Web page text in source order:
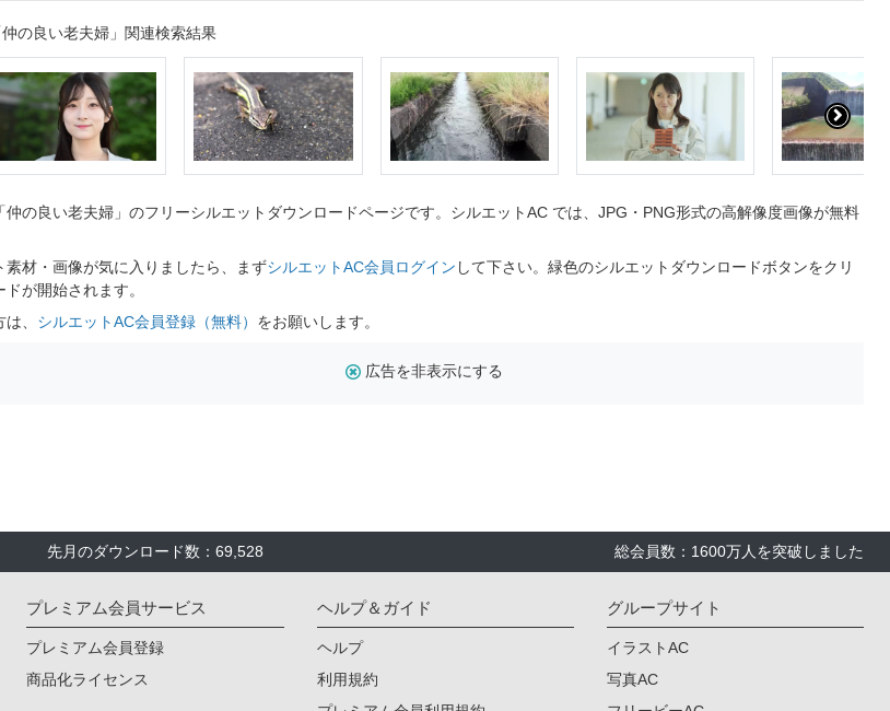
の良い老夫婦」関連検索結果
の良い老夫婦」のフリーシルエットダウンロードページです。シルエットAC では、JPG・PNG形式の高解像度画像が無料
材・画像が気に入りましたら、まずシルエットAC会員ログイン して下さい。緑色のシルエットダウンロードボタンをクリ
が開始されます。
、 シルエットAC会員登録（無料） をお願いします。
広告を非表示にする
先月のダウンロード数：69,528 総会員数：1600万人を突破しました
プレミアム会員サービス
プレミアム会員登録
商品化ライセンス
ヘルプ＆ガイド
ヘルプ
利用規約
グループサイト
イラストAC
写真AC